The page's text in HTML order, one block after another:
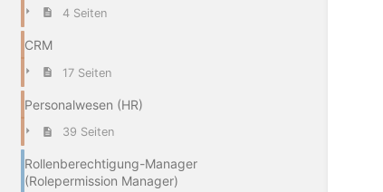
4 Seiten
CRM
17 Seiten
Personalwesen (HR)
39 Seiten
Rollenberechtigung-Manager
(Rolepermission Manager)